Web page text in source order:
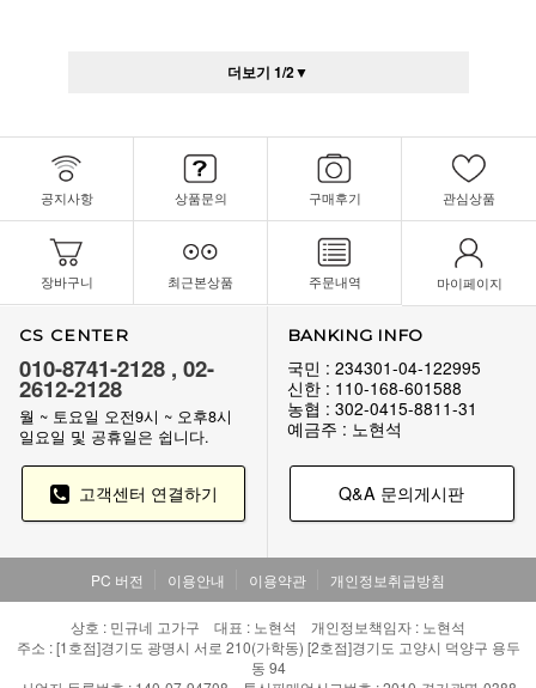
더보기 1/2▼
공지사항 상품문의 구매후기 관심상품
장바구니 최근본상품 주문내역 마이페이지
CS CENTER
010-8741-2128 , 02-
2612-2128
월 ~ 토요일 오전9시 ~ 오후8시
일요일 및 공휴일은 쉽니다.
BANKING INFO
국민 : 234301-04-122995
신한 : 110-168-601588
농협 : 302-0415-8811-31
예금주 : 노현석
고객센터 연결하기 Q&A 문의게시판
PC 버전 이용안내 이용약관 개인정보취급방침
상호 : 민규네 고가구 대표 : 노현석 개인정보책임자 : 노현석
주소 : [1호점]경기도 광명시 서로 210(가학동) [2호점]경기도 고양시 덕양구 용두
동 94